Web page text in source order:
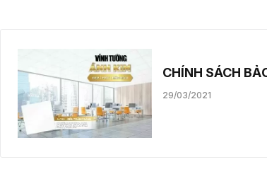
CHÍNH SÁCH
29/03/2021